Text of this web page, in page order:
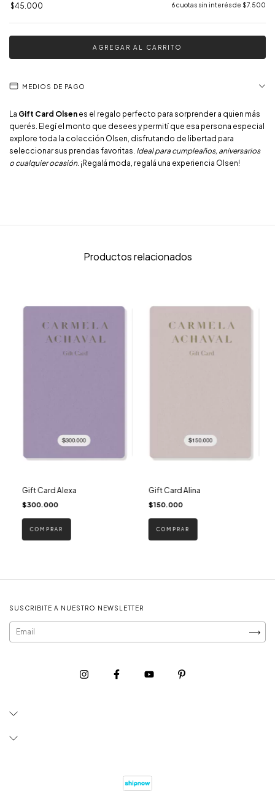
$45.000 6cuotas sin interés de $7.500
MEDIOS DE PAGO
La Gift Card Olsen es el regalo perfecto para sorprender a quien más
querés. Elegí el monto que desees y permití que esa persona especial
explore toda la colección Olsen, disfrutando de libertad para
seleccionar sus prendas favoritas. Ideal para cumpleaños, aniversarios
o cualquier ocasión. ¡Regalá moda, regalá una experiencia Olsen!
Productos relacionados
Gift Card Alexa
$300.000
Gift Card Alina
$150.000
SUSCRIBITE A NUESTRO NEWSLETTER